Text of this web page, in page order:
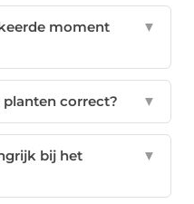
moment
▼
planten correct? ▼
bij het
▼